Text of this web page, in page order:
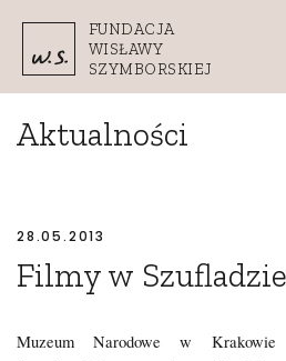
FUNDACJA
WISŁAWY
SZYMBORSKIEJ
Aktualności
28.05.2013
Filmy w Szufladzie
Muzeum Narodowe w Krakowie